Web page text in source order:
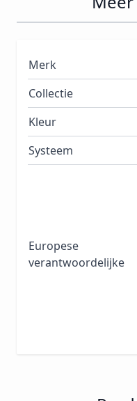
Merk
Collectie
Kleur
Systeem
Europese
verantwoordelijke